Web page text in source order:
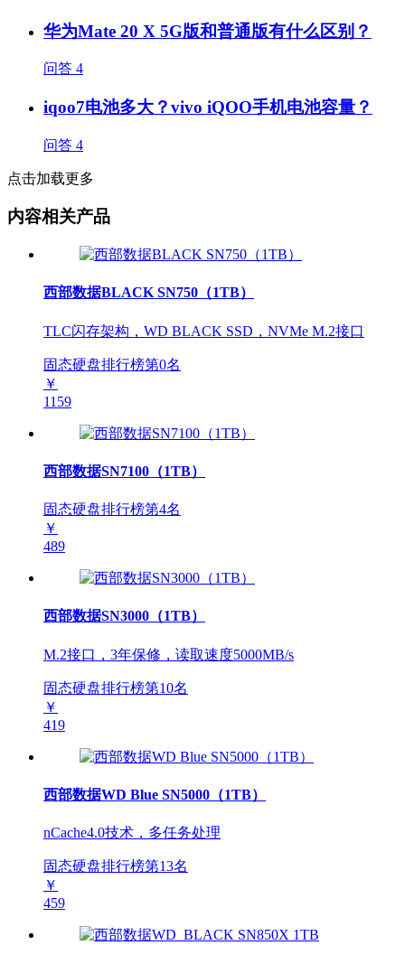
华为Mate 20 X 5G版和普通版有什么区别？
问答 4
iqoo7电池多大？vivo iQOO手机电池容量？
问答 4
点击加载更多
内容相关产品
西部数据BLACK SN750（1TB）
TLC闪存架构，WD BLACK SSD，NVMe M.2接口
固态硬盘排行榜第0名
￥
1159
西部数据SN7100（1TB）
固态硬盘排行榜第4名
￥
489
西部数据SN3000（1TB）
M.2接口，3年保修，读取速度5000MB/s
固态硬盘排行榜第10名
￥
419
西部数据WD Blue SN5000（1TB）
nCache4.0技术，多任务处理
固态硬盘排行榜第13名
￥
459